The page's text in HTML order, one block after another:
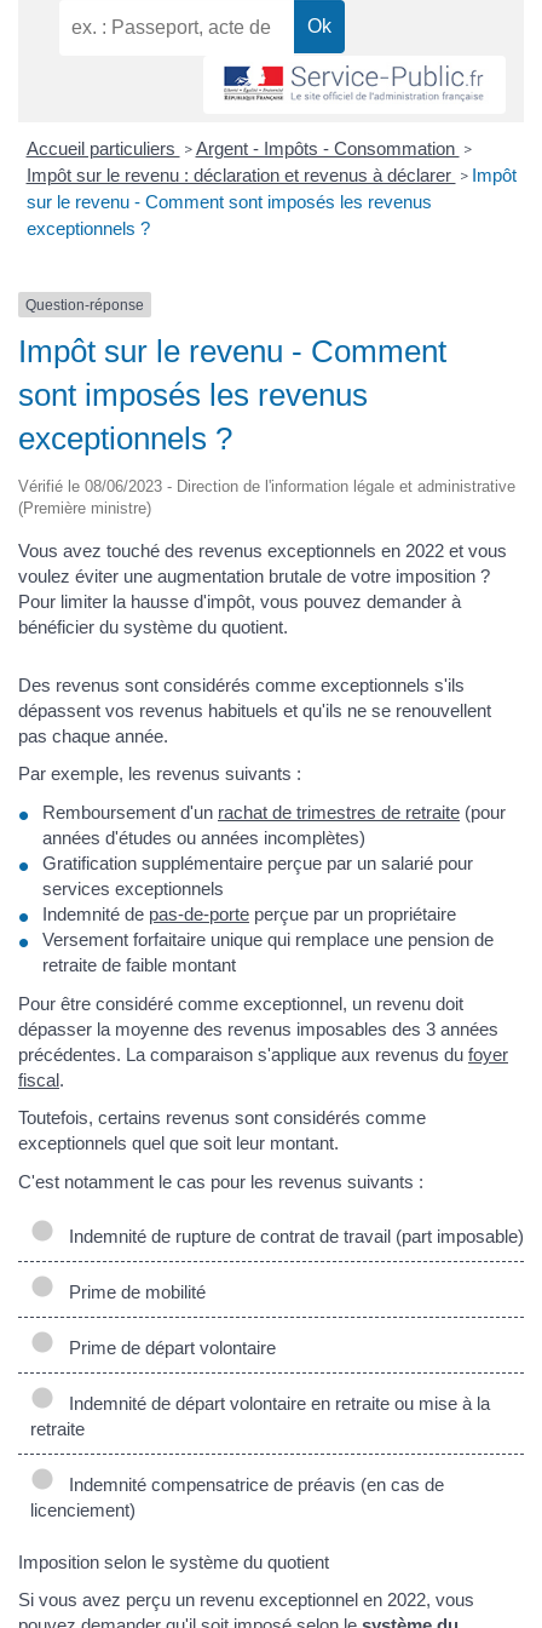
Accueil particuliers > Argent - Impôts - Consommation >
Impôt sur le revenu : déclaration et revenus à déclarer > Impôt
sur le revenu - Comment sont imposés les revenus
exceptionnels ?
Question-réponse
Impôt sur le revenu - Comment
sont imposés les revenus
exceptionnels ?
Vérifié le 08/06/2023 - Direction de l'information légale et administrative
(Première ministre)
Vous avez touché des revenus exceptionnels en 2022 et vous
voulez éviter une augmentation brutale de votre imposition ?
Pour limiter la hausse d'impôt, vous pouvez demander à
bénéficier du système du quotient.
Des revenus sont considérés comme exceptionnels s'ils
dépassent vos revenus habituels et qu'ils ne se renouvellent
pas chaque année.
Par exemple, les revenus suivants :
Remboursement d'un rachat de trimestres de retraite (pour
années d'études ou années incomplètes)
Gratification supplémentaire perçue par un salarié pour
services exceptionnels
Indemnité de pas-de-porte perçue par un propriétaire
Versement forfaitaire unique qui remplace une pension de
retraite de faible montant
Pour être considéré comme exceptionnel, un revenu doit
dépasser la moyenne des revenus imposables des 3 années
précédentes. La comparaison s'applique aux revenus du foyer
fiscal.
Toutefois, certains revenus sont considérés comme
exceptionnels quel que soit leur montant.
C'est notamment le cas pour les revenus suivants :
Indemnité de rupture de contrat de travail (part imposable)
Prime de mobilité
Prime de départ volontaire
Indemnité de départ volontaire en retraite ou mise à la
retraite
Indemnité compensatrice de préavis (en cas de
licenciement)
Imposition selon le système du quotient
Si vous avez perçu un revenu exceptionnel en 2022, vous